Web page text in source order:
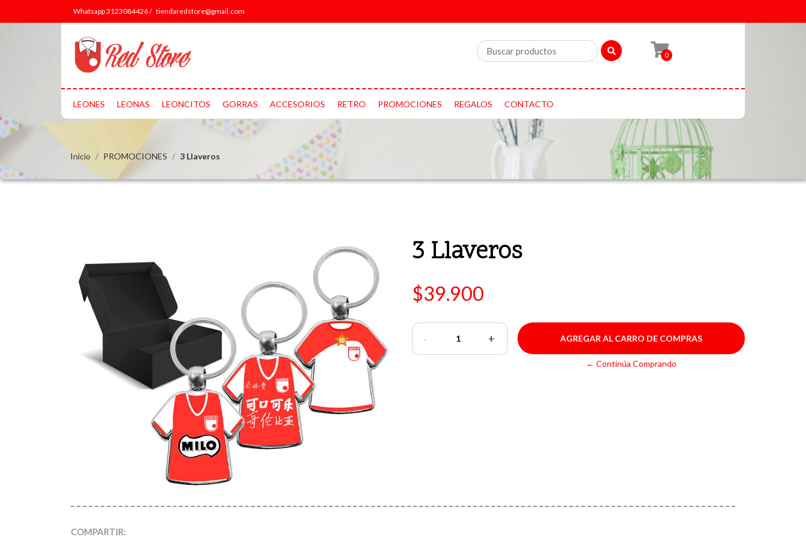
Whatsapp 3123084426 / tiendaredstore@gmail.com
0
LEONES LEONAS LEONCITOS GORRAS ACCESORIOS RETRO PROMOCIONES REGALOS CONTACTO
Inicio PROMOCIONES 3 Llaveros
3 Llaveros
$39.900
- +
← Continúa Comprando
COMPARTIR: